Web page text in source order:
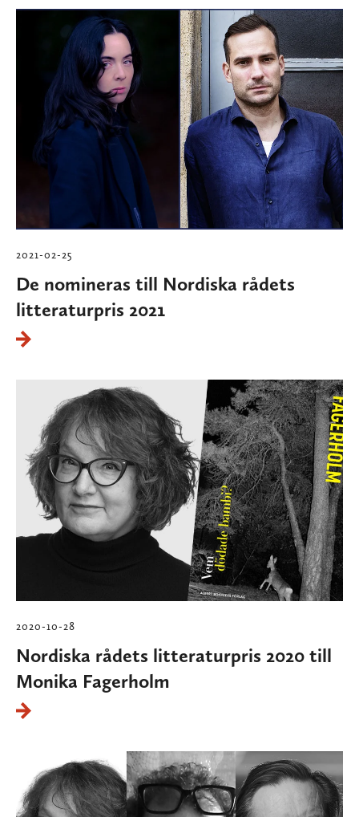
2021-02-25
De nomineras till Nordiska rådets
litteraturpris 2021
2020-10-28
Nordiska rådets litteraturpris 2020 till
Monika Fagerholm